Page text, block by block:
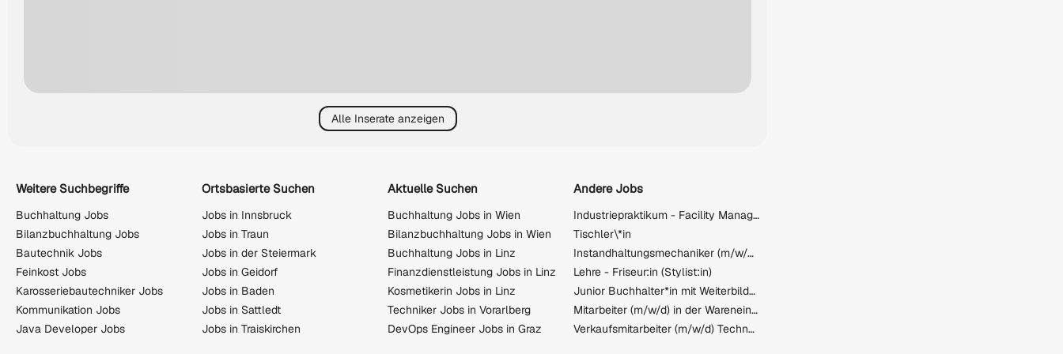
Alle Inserate anzeigen
Weitere Suchbegriffe
Buchhaltung Jobs
Bilanzbuchhaltung Jobs
Bautechnik Jobs
Feinkost Jobs
Karosseriebautechniker Jobs
Kommunikation Jobs
Java Developer Jobs
Ortsbasierte Suchen
Jobs in Innsbruck
Jobs in Traun
Jobs in der Steiermark
Jobs in Geidorf
Jobs in Baden
Jobs in Sattledt
Jobs in Traiskirchen
Aktuelle Suchen
Buchhaltung Jobs in Wien
Bilanzbuchhaltung Jobs in Wien
Buchhaltung Jobs in Linz
Finanzdienstleistung Jobs in Linz
Kosmetikerin Jobs in Linz
Techniker Jobs in Vorarlberg
DevOps Engineer Jobs in Graz
Andere Jobs
Industriepraktikum - Facility Management im Bereich Chemikalien, Gase, Reinstwasser, Abwasser
Tischler\*in
Instandhaltungsmechaniker (m/w/d) für Siemens Energy Weiz
Lehre - Friseur:in (Stylist:in)
Junior Buchhalter*in mit Weiterbildungsmöglichkeiten (m/w/d) – Teilzeit
Mitarbeiter (m/w/d) in der Wareneingangskontrolle
Verkaufsmitarbeiter (m/w/d) Technologiepark 11, 8786 Rottenmann